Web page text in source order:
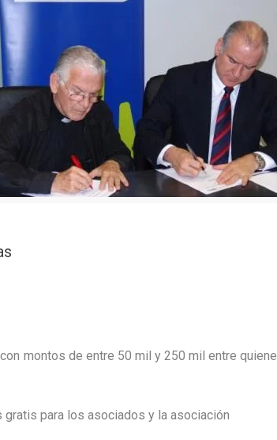
montos de entre 50 mil y 250 mil entre
gratis para los asociados y la asociación